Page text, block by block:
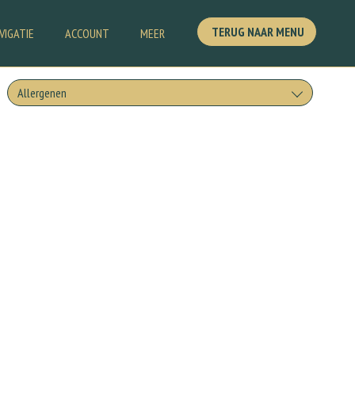
ACCOUNT MEER TERUG NAAR MENU
Allergenen